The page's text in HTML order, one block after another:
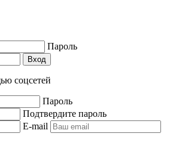
Пароль
Вход
соцсетей
Пароль
Подтвердите пароль
E-mail